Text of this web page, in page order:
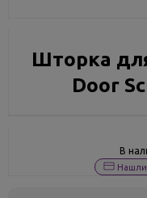
Шторка
Door
В
Нашли